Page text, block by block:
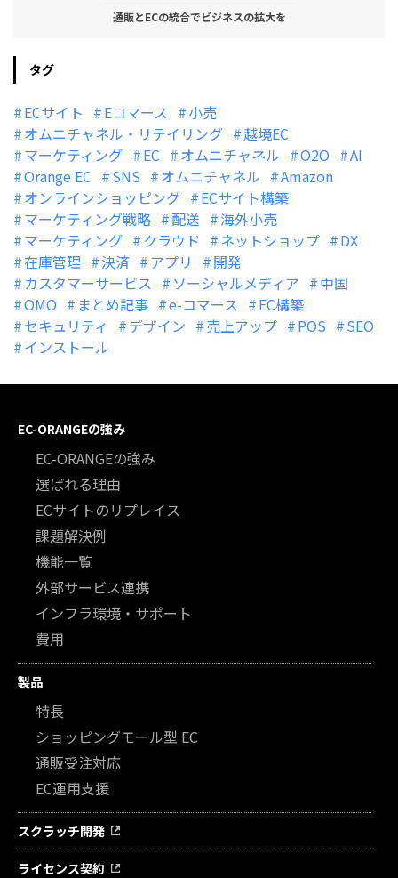
通販とECの統合でビジネスの拡大を
タグ
ECサイト Eコマース
小売
オムニチャネル・リテイリング
越境EC
マーケティング
EC オムニチャネル O2O
AI
Orange EC
SNS オムニチャネル
Amazon
オンラインショッピング
ECサイト構築
マーケティング戦略
配送
海外小売
マーケティング
クラウド ネットショップ
DX
在庫管理
決済 アプリ
開発
カスタマーサービス
ソーシャルメディア
中国
OMO
まとめ記事 e-コマース
EC構築
セキュリティ
デザイン 売上アップ POS
SEO
インストール
EC-ORANGEの強み
EC-ORANGEの強み
選ばれる理由
ECサイトのリプレイス
課題解決例
機能一覧
外部サービス連携
インフラ環境・サポート
費用
製品
特長
ショッピングモール型 EC
通販受注対応
EC運用支援
スクラッチ開発
ライセンス契約